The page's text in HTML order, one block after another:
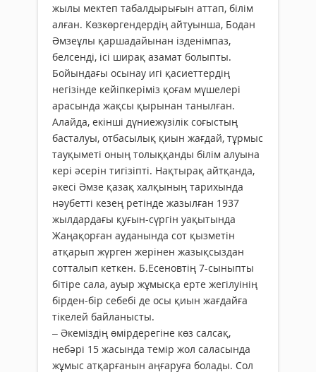
жылы мектеп табалдырығын аттап, білім
алған. Көзкөргендердің айтуынша, Бодан
Әмзеұлы қаршадайынан ізденімпаз,
белсенді, ісі ширақ азамат болыпты.
Бойындағы осынау игі қасиеттердің
негізінде кейіпкеріміз қоғам мүшелері
арасында жақсы қырынан танылған.
Алайда, екінші дүниежүзілік соғыстың
басталуы, отбасылық қиын жағдай, тұрмыс
тауқыметі оның толыққанды білім алуына
кері әсерін тигізіпті. Нақтырақ айтқанда,
әкесі Әмзе қазақ халқының тарихында
нәубетті кезең ретінде жазылған 1937
жылдардағы қуғын-сүргін уақытында
Жаңақорған ауданында сот қызметін
атқарып жүрген жерінен жазықсыздан
сотталып кеткен. Б.Есеновтің 7-сыныпты
бітіре сала, ауыр жұмысқа ерте жегілуінің
бірден-бір себебі де осы қиын жағдайға
тікелей байланыс­ты.
– Әкеміздің өмірдерегіне көз салсақ,
небәрі 15 жасында темір жол саласында
жұмыс атқарғанын аңғаруға болады. Сол